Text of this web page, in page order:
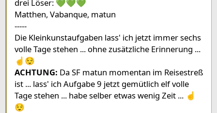
Pieces Black
King c6
drei Löser: 💚💚💚
Matthen, Vabanque, matun
-----
Die Kleinkunstaufgaben lass' ich jetzt immer sechs
volle Tage stehen ... ohne zusätzliche Erinnerung ...
☝️😌
ACHTUNG: Da SF matun momentan im Reisestreß
ist ... lass' ich Aufgabe 9 jetzt gemütlich elf volle
Tage stehen ... habe selber etwas wenig Zeit ... ☝️
😌